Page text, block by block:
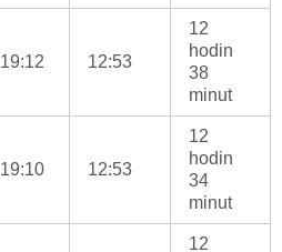
19:12 12:53
12
hodin
38
minut
19:10 12:53
12
hodin
34
minut
12